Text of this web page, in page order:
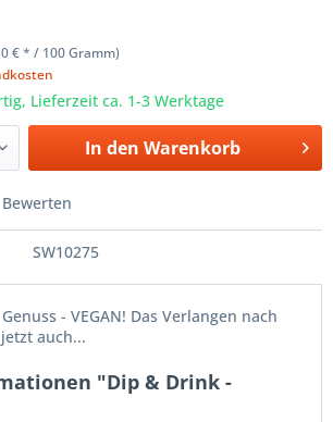
€ * / 100 Gramm)
Lieferzeit ca. 1-3 Werktage
In den Warenkorb
Bewerten
SW10275
- VEGAN! Das Verlangen nach
auch...
"Dip & Drink -